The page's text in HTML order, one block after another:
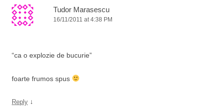
Tudor Marasescu
16/11/2011 at 4:38 PM
“ca o explozie de bucurie”
foarte frumos spus
Reply ↓